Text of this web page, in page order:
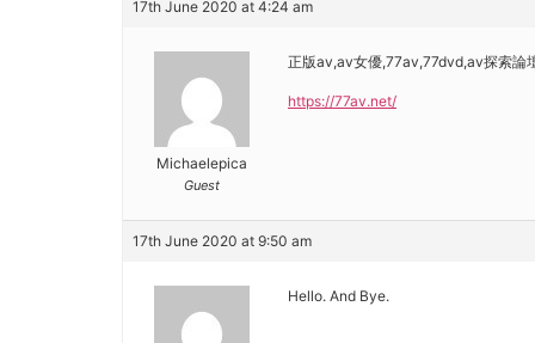
17th June 2020 at 4:24 am
Michaelepica
Guest
正版av,av女優,77av,77dvd,av探索論
https://77av.net/
17th June 2020 at 9:50 am
Hello. And Bye.